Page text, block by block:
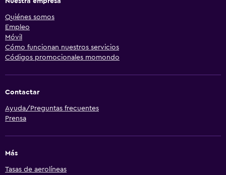
Quiénes somos
Empleo
Móvil
Cómo funcionan nuestros servicios
Códigos promocionales momondo
Contactar
Ayuda/Preguntas frecuentes
Prensa
Más
Tasas de aerolíneas